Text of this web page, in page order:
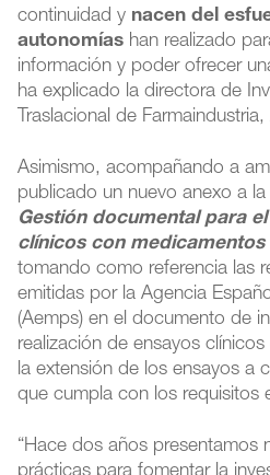
continuidad y nacen del
autonomías han realizado
información y poder ofrecer
ha explicado la directora de
Traslacional de
Asimismo, acompañando a
publicado un nuevo anexo a la
Gestión documental para
clínicos con
tomando como referencia las
emitidas por la Agencia
(Aemps) en el documento de
realización de ensayos
la extensión de los ensayos a
que cumpla con los requisitos
“Hace dos años presentamos